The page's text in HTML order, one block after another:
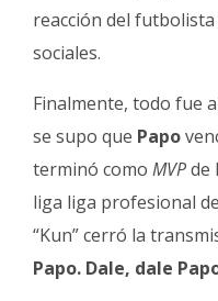
reacción del
sociales.
Finalmente, todo fue
se supo que Papo
terminó como MVPde
liga liga profesional de
“Kun” cerró la
Papo. Dale, dale